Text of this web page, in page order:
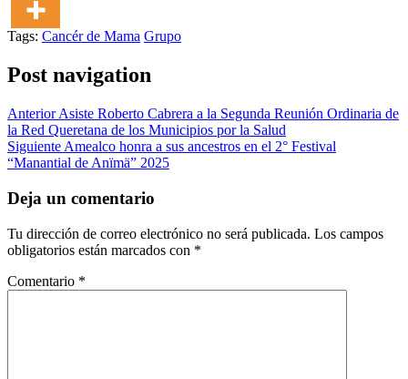
Tags: Cancér de Mama Grupo
Post navigation
AnteriorAsiste Roberto Cabrera a la Segunda Reunión Ordinaria de
la Red Queretana de los Municipios por la Salud
Siguiente Amealco honra a sus ancestros en el 2° Festival
“Manantial de Anïmä” 2025
Deja un comentario
Tu dirección de correo electrónico no será publicada. Los campos
obligatorios están marcados con *
Comentario *